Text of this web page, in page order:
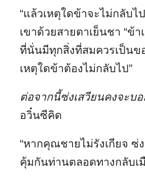
“แล้วเหตุใดข้าจะไม่กลับไ
เขาด้วยสายตาเย็นชา “ข้
ที่นั่นมีทุกสิ่งที่สมควรเป็นข
เหตุใดข้าต้องไม่กลับไป”
ต่อจากนี้ซ่งเสวียนคงจะบ
อวิ๋นซีคิด
“หากคุณชายไม่รังเกียจ ซ่
คุ้มกันท่านตลอดทางกลับเ